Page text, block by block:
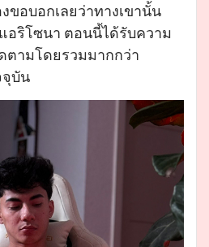
ขอบอกเลยว่าทางเขานั้น
อริโซนา ตอนนี้ได้รับความ
ามโดยรวมมากกว่า
จุบัน